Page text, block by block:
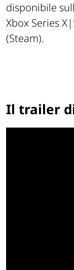
disponibile
Xbox Series
(Steam).
Il trailer di